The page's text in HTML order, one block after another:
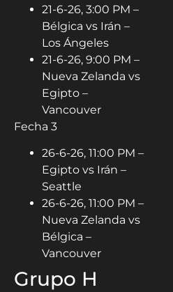
21-6-26, 3:00 PM –
Bélgica vs Irán –
Los Ángeles
21-6-26, 9:00 PM –
Nueva Zelanda vs
Egipto –
Vancouver
Fecha 3
26-6-26, 11:00 PM –
Egipto vs Irán –
Seattle
26-6-26, 11:00 PM –
Nueva Zelanda vs
Bélgica –
Vancouver
Grupo H